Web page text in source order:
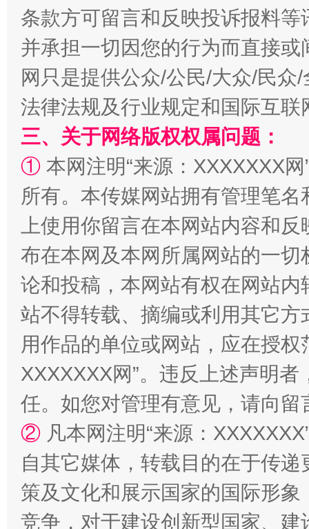
条款方可留言和反映投诉报料
并承担一切因您的行为而直接
网只是提供公众/公民/大众/民
法律法规及行业规定和国际互
三、关于网络版权权属问题：
① 本网注明“来源：XXXXXXX
所有。本传媒网站拥有管理笔
上使用你留言在本网站内容和
布在本网及本网所属网站的一
论和投稿，本网站有权在网站
站不得转载、摘编或利用其它
用作品的单位或网站，应在授
XXXXXXX网”。违反上述声明
任。如您对管理有意见，请向
② 凡本网注明“来源：
自其它媒体，转载目的在于传
策及文化和展示国家的国际形
竞争，对于建设创新型国家、